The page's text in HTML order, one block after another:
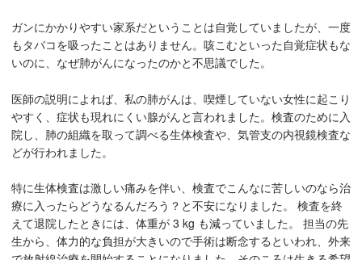
ガンにかかりやすい家系だということは自覚していましたが、一度
もタバコを吸ったことはありません。咳こむといった自覚症状もな
いのに、なぜ肺がんになったのかと不思議でした。
医師の説明によれば、私の肺がんは、喫煙していない女性に起こり
やすく、症状も現れにくい腺がんと言われました。検査のために入
院し、肺の組織を取って調べる生体検査や、気管支の内視鏡検査な
どが行われました。
特に生体検査は激しい痛みを伴い、検査でこんなに苦しいのなら治
療に入ったらどうなるんだろう？と不安になりました。 検査を終
えて退院したときには、体重が 3 kg も減っていました。 担当の先
生から、体力的な負担が大きいので手術は断念するといわれ、外来